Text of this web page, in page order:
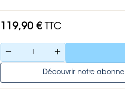
119,90 € TTC
remove add
Découvrir notre